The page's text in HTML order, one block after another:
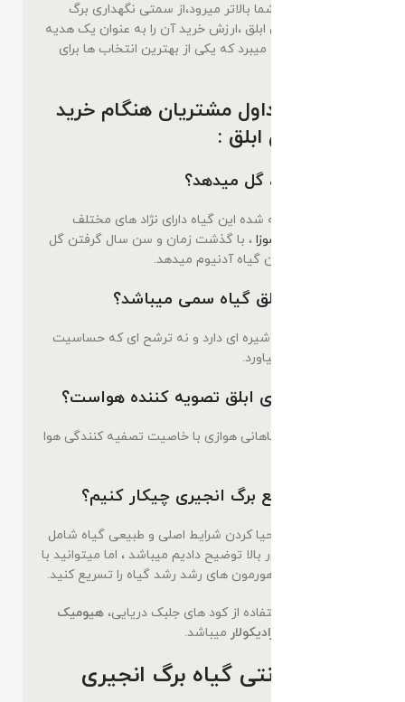
رفته ارزش گیاه شما بالاتر میرود،از سمتی نگهداری برگ
آسان برگ انجیری ابلق ،ارزش خرید آن را به عنوان یک هدیه
لوکس و خاص بالا میبرد که یکی از بهترین انتخاب ها برای
سوالات متداول مشتریان هنگام خرید
برگ انجیری ابلق :
آیا این گیاه ، گل میدهد؟
همینطور که گفته شده این گیاه دارای نژاد های مختلف
دلیسوزا ، با گذشت زمان و سن سال گرفتن گل
سفید رنگ همچون گیاه آدنیوم میدهد.
آیا انجیری ابلق گیاه سمی میباشد؟
خیر، این گیاه که شیره ای دارد و نه ترشح ای که حساسیت
پوستی و خارش بیاورد.
آیا برگ انجیری ابلق تصویه کننده هواست؟
بله، انجیری ها گیاهانی هوازی با خاصیت تصفیه کنندگی هوا
برای رشد سریع برگ انجیری چیکار کنیم؟
مهمترین عامل محیا کردن شرایط اصلی و طبیعی گیاه شامل
نور و رطوبت که در بالا توضیح دادیم میباشد ، اما میتوانید با
استفاده از کود و هورمون های رشد رشد گیاه را تسریع کنید.
پیشنهاد الوگل استفاده از کود های جلبک دریایی، هیومیک
رادیکولار میباشد.
خرید اینترنتی گیاه برگ انجیری